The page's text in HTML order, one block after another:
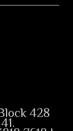
428